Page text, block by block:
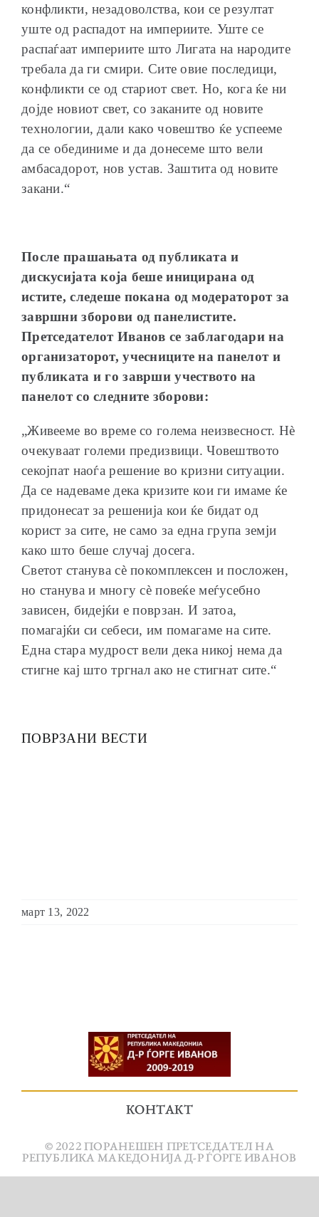
конфликти, незадоволства, кои се резултат
уште од распадот на империите. Уште се
распаѓаат империите што Лигата на народите
требала да ги смири. Сите овие последици,
конфликти се од стариот свет. Но, кога ќе ни
дојде новиот свет, со заканите од новите
технологии, дали како човештво ќе успееме
да се обединиме и да донесеме што вели
амбасадорот, нов устав. Заштита од новите
закани.“
После прашањата од публиката и
дискусијата која беше иницирана од
истите, следеше покана од модераторот за
завршни зборови од панелистите.
Претседателот Иванов се заблагодари на
организаторот, учесниците на панелот и
публиката и го заврши учеството на
панелот со следните зборови:
„Живееме во време со голема неизвесност. Нѐ
очекуваат големи предизвици. Човештвото
секојпат наоѓа решение во кризни ситуации.
Да се надеваме дека кризите кои ги имаме ќе
придонесат за решенија кои ќе бидат од
корист за сите, не само за една група земји
како што беше случај досега.
Светот станува сѐ покомплексен и посложен,
но станува и многу сѐ повеќе меѓусебно
зависен, бидејќи е поврзан. И затоа,
помагајќи си себеси, им помагаме на сите.
Една стара мудрост вели дека никој нема да
стигне кај што тргнал ако не стигнат сите.“
ПОВРЗАНИ ВЕСТИ
март 13, 2022
КОНТАКТ
© 2022 ПОРАНЕШЕН ПРЕТСЕДАТЕЛ НА
РЕПУБЛИКА МАКЕДОНИЈА Д-Р ЃОРГЕ ИВАНОВ